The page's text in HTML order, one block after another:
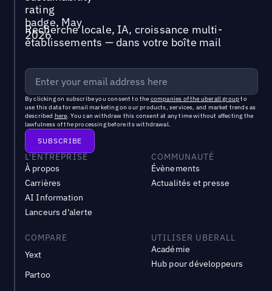
Recherche locale, IA, croissance multi-
établissements — dans votre boîte mail
By clicking on subscribe you consent to the companies of the uberall groupto
use this data for email marketing on our products, services, and market trends as
described here. You can withdraw this consent at any time without affecting the
lawfulness of the processing before its withdrawal.
L'ENTREPRISE
À propos
Carrières
AI Information
Lanceurs d'alerte
COMMUNAUTÉ
Évènements
Actualités et presse
COMPARE
Yext
Partoo
UTILISER UBERALL
Académie
Hub pour développeurs